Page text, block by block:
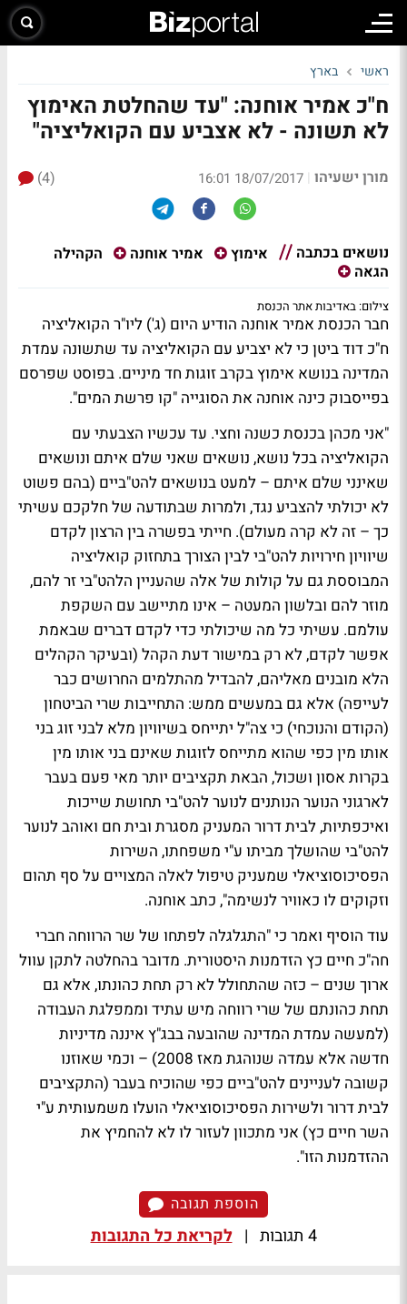
ראשי בארץ
ח"כ אמיר אוחנה: "עד שהחלטת האימוץ
לא תשונה - לא אצביע עם הקואליציה"
מורן ישעיהו |
18/07/2017 16:01
(4)
נושאים בכתבה אימוץ אמיר אוחנה
הקהילה
הגאה
צילום: באדיבות אתר הכנסת
חבר הכנסת אמיר אוחנה הודיע היום (ג') ליו"ר הקואליציה
ח"כ דוד ביטן כי לא יצביע עם הקואליציה עד שתשונה עמדת
המדינה בנושא אימוץ בקרב זוגות חד מיניים. בפוסט שפרסם
בפייסבוק כינה אוחנה את הסוגייה "קו פרשת המים".
"אני מכהן בכנסת כשנה וחצי. עד עכשיו הצבעתי עם
הקואליציה בכל נושא, נושאים שאני שלם איתם ונושאים
שאינני שלם איתם – למעט בנושאים להט"ביים (בהם פשוט
לא יכולתי להצביע נגד, ולמרות שבתודעה של חלקכם עשיתי
כך – זה לא קרה מעולם). חייתי בפשרה בין הרצון לקדם
שיוויון חירויות להט"בי לבין הצורך בתחזוק קואליציה
המבוססת גם על קולות של אלה שהעניין הלהט"בי זר להם,
מוזר להם ובלשון המעטה – אינו מתיישב עם השקפת
עולמם. עשיתי כל מה שיכולתי כדי לקדם דברים שבאמת
אפשר לקדם, לא רק במישור דעת הקהל (ובעיקר הקהלים
הלא מובנים מאליהם, להבדיל מהתלמים החרושים כבר
לעייפה) אלא גם במעשים ממש: התחייבות שרי הביטחון
(הקודם והנוכחי) כי צה"ל יתייחס בשיוויון מלא לבני זוג בני
אותו מין כפי שהוא מתייחס לזוגות שאינם בני אותו מין
בקרות אסון ושכול, הבאת תקציבים יותר מאי פעם בעבר
לארגוני הנוער הנותנים לנוער להט"בי תחושת שייכות
ואיכפתיות, לבית דרור המעניק מסגרת ובית חם ואוהב לנוער
להט"בי שהושלך מביתו ע"י משפחתו, השירות
הפסיכוסוציאלי שמעניק טיפול לאלה המצויים על סף תהום
וזקוקים לו כאוויר לנשימה", כתב אוחנה.
עוד הוסיף ואמר כי "התגלגלה לפתחו של שר הרווחה חברי
חה"כ חיים כץ הזדמנות היסטורית. מדובר בהחלטה לתקן עוול
ארוך שנים – כזה שהתחולל לא רק תחת כהונתו, אלא גם
תחת כהונתם של שרי רווחה מיש עתיד וממפלגת העבודה
(למעשה עמדת המדינה שהובעה בבג"ץ איננה מדיניות
חדשה אלא עמדה שנוהגת מאז 2008) – וכמי שאוזנו
קשובה לעניינים להט"ביים כפי שהוכיח בעבר (התקציבים
לבית דרור ולשירות הפסיכוסוציאלי הועלו משמעותית ע"י
השר חיים כץ) אני מתכוון לעזור לו לא להחמיץ את
ההזדמנות הזו".
הוספת תגובה
4 תגובות | לקריאת כל התגובות